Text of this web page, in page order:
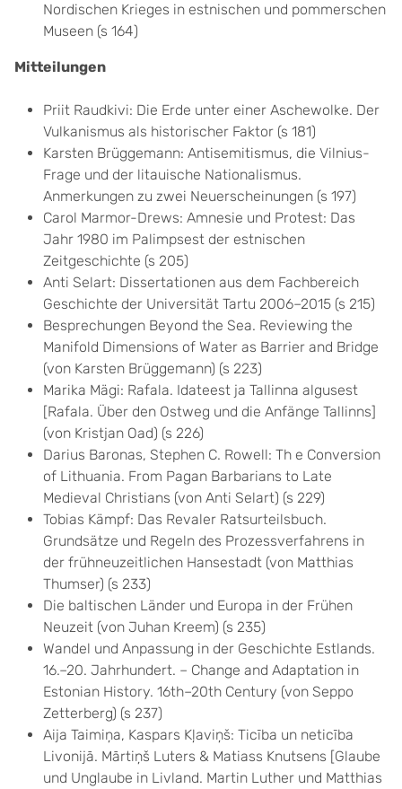
Nordischen Krieges in estnischen und pommerschen
Museen (s 164)
Mitteilungen
Priit Raudkivi: Die Erde unter einer Aschewolke. Der
Vulkanismus als historischer Faktor (s 181)
Karsten Brüggemann: Antisemitismus, die Vilnius-
Frage und der litauische Nationalismus.
Anmerkungen zu zwei Neuerscheinungen (s 197)
Carol Marmor-Drews: Amnesie und Protest: Das
Jahr 1980 im Palimpsest der estnischen
Zeitgeschichte (s 205)
Anti Selart: Dissertationen aus dem Fachbereich
Geschichte der Universität Tartu 2006–2015 (s 215)
Besprechungen Beyond the Sea. Reviewing the
Manifold Dimensions of Water as Barrier and Bridge
(von Karsten Brüggemann) (s 223)
Marika Mägi: Rafala. Idateest ja Tallinna algusest
[Rafala. Über den Ostweg und die Anfänge Tallinns]
(von Kristjan Oad) (s 226)
Darius Baronas, Stephen C. Rowell: Th e Conversion
of Lithuania. From Pagan Barbarians to Late
Medieval Christians (von Anti Selart) (s 229)
Tobias Kämpf: Das Revaler Ratsurteilsbuch.
Grundsätze und Regeln des Prozessverfahrens in
der frühneuzeitlichen Hansestadt (von Matthias
Thumser) (s 233)
Die baltischen Länder und Europa in der Frühen
Neuzeit (von Juhan Kreem) (s 235)
Wandel und Anpassung in der Geschichte Estlands.
16.–20. Jahrhundert. – Change and Adaptation in
Estonian History. 16th–20th Century (von Seppo
Zetterberg) (s 237)
Aija Taimiņa, Kaspars Kļaviņš: Ticība un neticība
Livonijā. Mārtiņš Luters & Matiass Knutsens [Glaube
und Unglaube in Livland. Martin Luther und Matthias